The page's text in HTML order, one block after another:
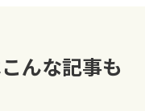
んな記事も